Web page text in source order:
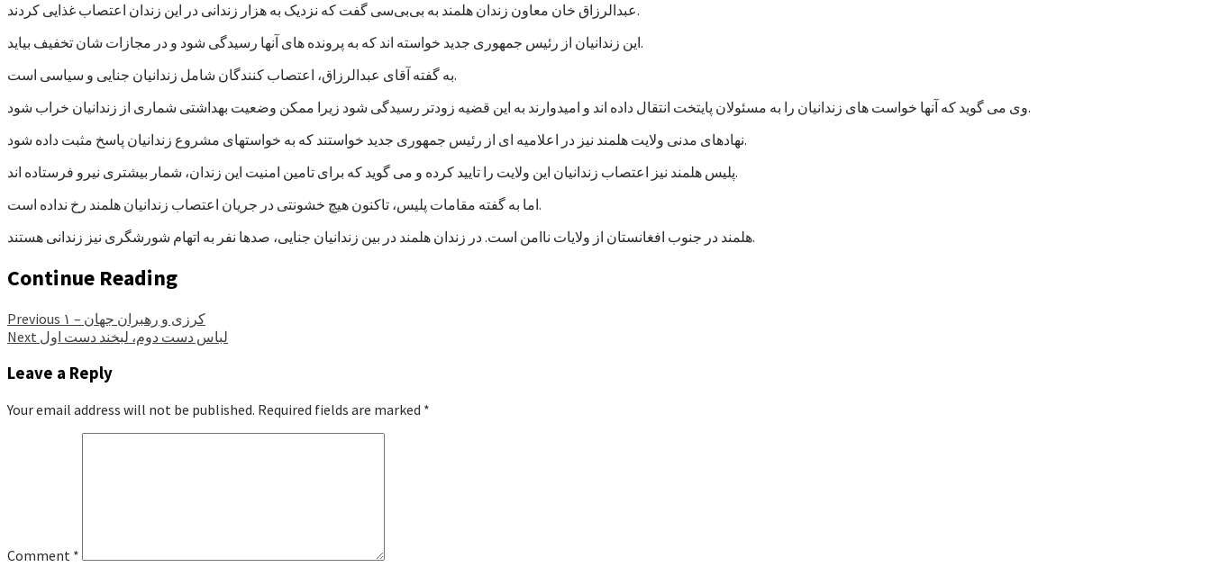
عبدالرزاق خان معاون زندان هلمند به بی‌بی‌سی گفت که نزدیک به هزار زندانی در این زندان اعتصاب غذایی کردند.
این زندانیان از رئیس جمهوری جدید خواسته اند که به پرونده های آنها رسیدگی شود و در مجازات شان تخفیف بیاید.
به گفته آقای عبدالرزاق، اعتصاب کنندگان شامل زندانیان جنایی و سیاسی است.
وی می گوید که آنها خواست های زندانیان را به مسئولان پایتخت انتقال داده اند و امیدوارند به این قضیه زودتر رسیدگی شود زیرا ممکن وضعیت بهداشتی شماری از زندانیان خراب شود.
نهادهای مدنی ولایت هلمند نیز در اعلامیه ای از رئیس جمهوری جدید خواستند که به خواستهای مشروع زندانیان پاسخ مثبت داده شود.
پلیس هلمند نیز اعتصاب زندانیان این ولایت را تایید کرده و می گوید که برای تامین امنیت این زندان، شمار بیشتری نیرو فرستاده اند.
اما به گفته مقامات پلیس، تاکنون هیچ خشونتی در جریان اعتصاب زندانیان هلمند رخ نداده است.
هلمند در جنوب افغانستان از ولایات ناامن است. در زندان هلمند در بین زندانیان جنایی، صدها نفر به اتهام شورشگری نیز زندانی هستند.
Continue Reading
Previous
کرزی و رهبران جهان – ۱
Next لباس دست دوم، لبخند دست اول
Leave a Reply
Your email address will not be published. Required fields are marked *
Comment *